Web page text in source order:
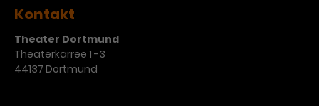
Kontakt
Theater Dortmund
Theaterkarree 1 -3
44137 Dortmund